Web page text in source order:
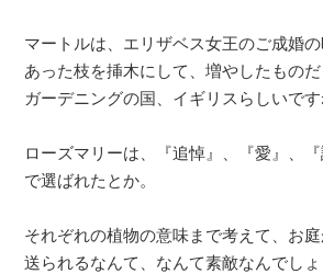
マートルは、エリザベス女王のご成婚
あった枝を挿木にして、増やしたものだ
ガーデニングの国、イギリスらしいです
ローズマリーは、『追悼』、『愛』、
で選ばれたとか。
それぞれの植物の意味まで考えて、お
送られるなんて、なんて素敵なんでしょ